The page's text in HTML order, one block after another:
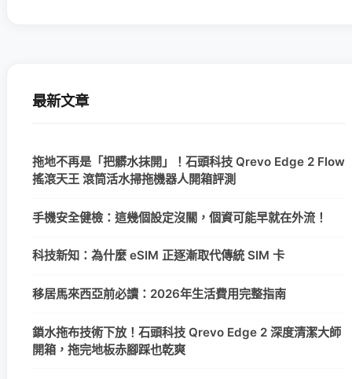
最新文章
拖地不再是「把髒水抹開」！石頭科技 Qrevo Edge 2 Flow
搖滾天王 滾筒活水掃拖機器人開箱評測
手機安全健檢：這幾個設定沒關，個資可能早就在外流！
科技新知：為什麼 eSIM 正逐漸取代傳統 SIM 卡
移居馬來西亞前必讀：2026年生活費用完整指南
鎖水拖布技術下放！石頭科技 Qrevo Edge 2 深度清潔大師
開箱，拖完地板赤腳踩也乾爽